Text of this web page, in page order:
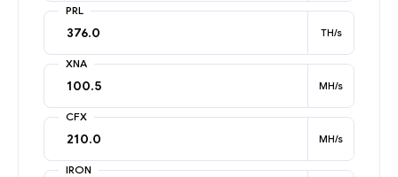
PRL
TH/s
XNA
MH/s
CFX
MH/s
IRON